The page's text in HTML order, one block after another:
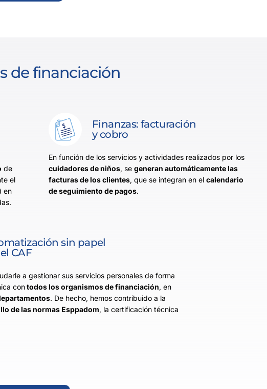
de financiación
de
el
en
Finanzas: facturación
y cobro
En función de los servicios y actividades realizados por los
cuidadores de niños, se generan automáticamente las
facturas de los clientes, que se integran en el calendario
de seguimiento de pagos.
sin papel
CAF
a gestionar sus servicios personales de forma
contodos los organismos de financiación, en
. De hecho, hemos contribuido a la
de las normas Esppadom, la certificación técnica